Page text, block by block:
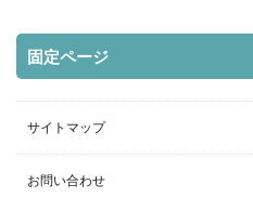
固定ページ
サイトマップ
お問い合わせ